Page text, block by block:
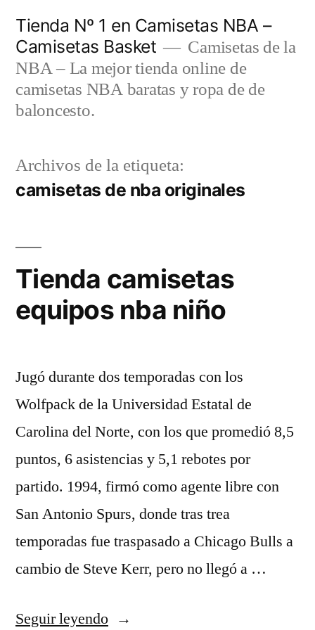
contenido
Tienda Nº 1 en Camisetas NBA –
Camisetas Basket
Camisetas de la
NBA – La mejor tienda online de
camisetas NBA baratas y ropa de de
baloncesto.
Archivos de la etiqueta:
camisetas de nba originales
Tienda camisetas
equipos nba niño
Jugó durante dos temporadas con los
Wolfpack de la Universidad Estatal de
Carolina del Norte, con los que promedió 8,5
puntos, 6 asistencias y 5,1 rebotes por
partido. 1994, firmó como agente libre con
San Antonio Spurs, donde tras trea
temporadas fue traspasado a Chicago Bulls a
cambio de Steve Kerr, pero no llegó a …
Seguir leyendo«Tienda